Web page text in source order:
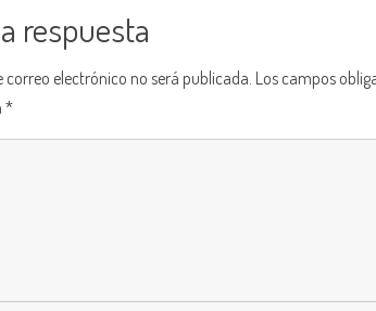
respuesta
correo electrónico no será publicada. Los campos
*